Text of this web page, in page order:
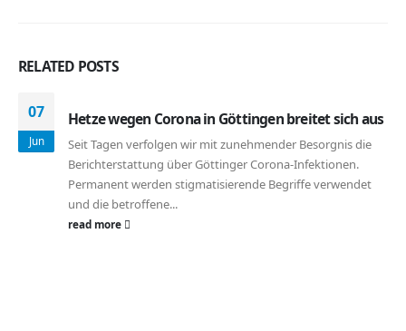
RELATED POSTS
07
Jun
Hetze wegen Corona in Göttingen breitet sich aus
Seit Tagen verfolgen wir mit zunehmender Besorgnis die
Berichterstattung über Göttinger Corona-Infektionen.
Permanent werden stigmatisierende Begriffe verwendet
und die betroffene...
read more